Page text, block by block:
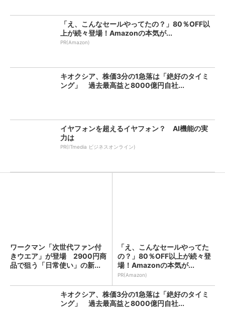
「え、こんなセールやってたの？」80％OFF以
上が続々登場！Amazonの本気が...
PR(Amazon)
キオクシア、株価3分の1急落は「絶好のタイミ
ング」 過去最高益と8000億円自社...
イヤフォンを超えるイヤフォン？ AI機能の実
力は
PR(ITmedia ビジネスオンライン)
ワークマン「次世代ファン付
きウエア」が登場 2900円商
品で狙う「日常使い」の新...
「え、こんなセールやってた
の？」80％OFF以上が続々登
場！Amazonの本気が...
PR(Amazon)
キオクシア、株価3分の1急落は「絶好のタイミ
ング」 過去最高益と8000億円自社...